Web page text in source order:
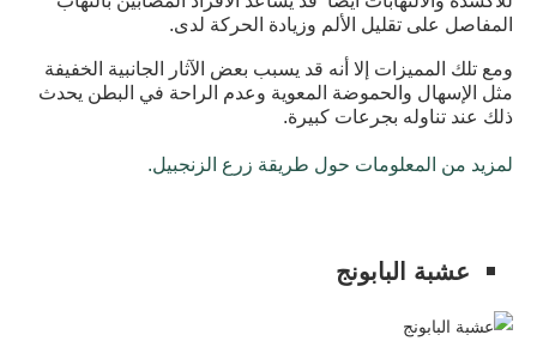
المفاصل على تقليل الألم وزيادة الحركة لدى.
ومع تلك المميزات إلا أنه قد يسبب بعض الآثار الجانبية الخفيفة
مثل الإسهال والحموضة المعوية وعدم الراحة في البطن يحدث
ذلك عند تناوله بجرعات كبيرة.
لمزيد من المعلومات حول طريقة زرع الزنجبيل.
عشبة البابونج